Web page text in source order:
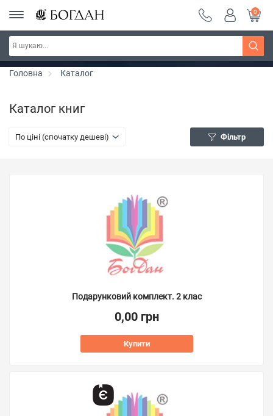
Серія "Чейзіана" ~ знижка 20%
0
Головна Каталог
Каталог книг
По ціні (спочатку дешеві) Фільтр
Подарунковий комплект. 2 клас
0,00 грн
Купити